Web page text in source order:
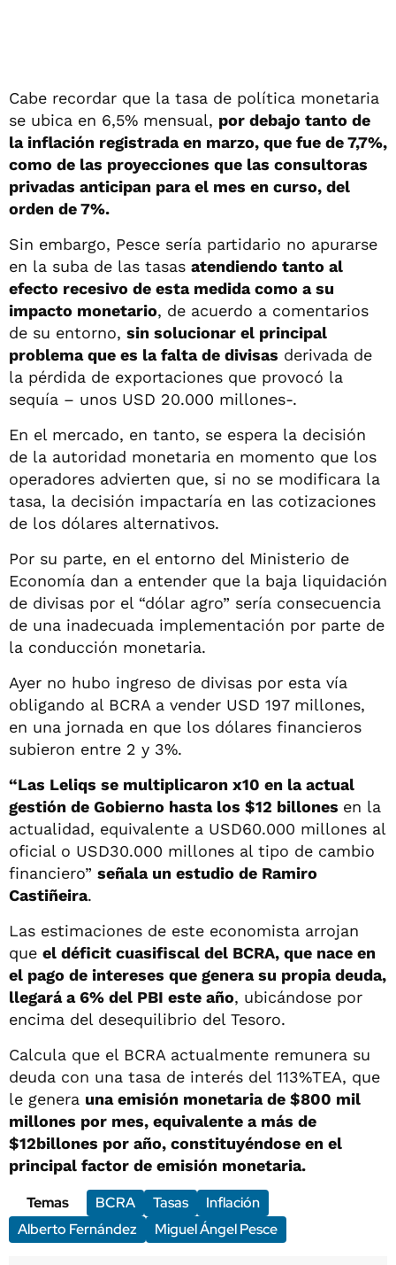
Cabe recordar que la tasa de política monetaria
se ubica en 6,5% mensual, por debajo tanto de
la inflación registrada en marzo, que fue de 7,7%,
como de las proyecciones que las consultoras
privadas anticipan para el mes en curso, del
orden de 7%.
Sin embargo, Pesce sería partidario no apurarse
en la suba de las tasas atendiendo tanto al
efecto recesivo de esta medida como a su
impacto monetario, de acuerdo a comentarios
de su entorno, sin solucionar el principal
problema que es la falta de divisas derivada de
la pérdida de exportaciones que provocó la
sequía – unos USD 20.000 millones-.
En el mercado, en tanto, se espera la decisión
de la autoridad monetaria en momento que los
operadores advierten que, si no se modificara la
tasa, la decisión impactaría en las cotizaciones
de los dólares alternativos.
Por su parte, en el entorno del Ministerio de
Economía dan a entender que la baja liquidación
de divisas por el “dólar agro” sería consecuencia
de una inadecuada implementación por parte de
la conducción monetaria.
Ayer no hubo ingreso de divisas por esta vía
obligando al BCRA a vender USD 197 millones,
en una jornada en que los dólares financieros
subieron entre 2 y 3%.
“Las Leliqs se multiplicaron x10 en la actual
gestión de Gobierno hasta los $12 billones en la
actualidad, equivalente a USD60.000 millones al
oficial o USD30.000 millones al tipo de cambio
financiero” señala un estudio de Ramiro
Castiñeira.
Las estimaciones de este economista arrojan
que el déficit cuasifiscal del BCRA, que nace en
el pago de intereses que genera su propia deuda,
llegará a 6% del PBI este año, ubicándose por
encima del desequilibrio del Tesoro.
Calcula que el BCRA actualmente remunera su
deuda con una tasa de interés del 113%TEA, que
le genera una emisión monetaria de $800 mil
millones por mes, equivalente a más de
$12billones por año, constituyéndose en el
principal factor de emisión monetaria.
Temas
BCRA Tasas
Inflación
Alberto Fernández
Miguel Ángel Pesce